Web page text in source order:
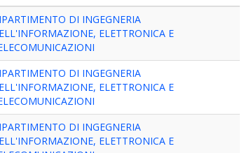
DI INGEGNERIA
ELETTRONICA E
DI INGEGNERIA
ELETTRONICA E
DI INGEGNERIA
ELETTRONICA E